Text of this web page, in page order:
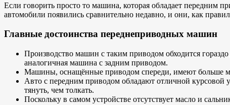
Если говорить просто то машина, которая обладает передним
автомобили появились сравнительно недавно, и они, как
Главные достоинства переднеприводных машин
Производство машин с таким приводом обходится
аналогичная машина с задним приводом.
Машины, оснащённые приводом спереди, имеют больше
Авто с передним приводом обладают отличной курсовой
тянуть, чем толкать.
Поскольку в самом устройстве отсутствует масло и